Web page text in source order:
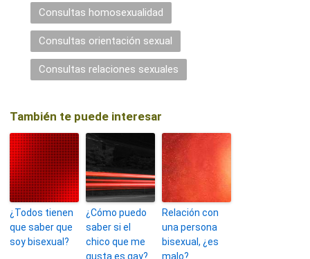
Consultas homosexualidad
Consultas orientación sexual
Consultas relaciones sexuales
También te puede interesar
¿Todos tienen
que saber que
soy bisexual?
¿Cómo puedo
saber si el
chico que me
gusta es gay?
Relación con
una persona
bisexual, ¿es
malo?